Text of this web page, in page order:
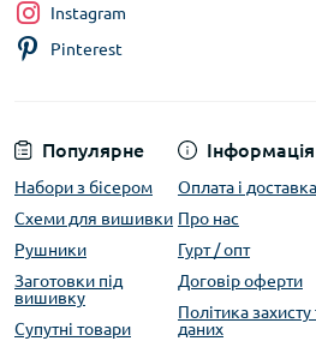
Популярне
Набори з бісером
Схеми для вишивки
Рушники
Заготовки під
вишивку
Супутні товари
Інформація
Оплата і доставка
Про нас
Гурт / опт
Договір оферти
Політика
даних
Instagram
Pinterest